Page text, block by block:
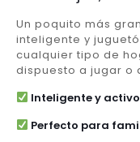
Un poquito más
inteligente y
cualquier tipo de
dispuesto a jugar o
Inteligente y activo
Perfecto para